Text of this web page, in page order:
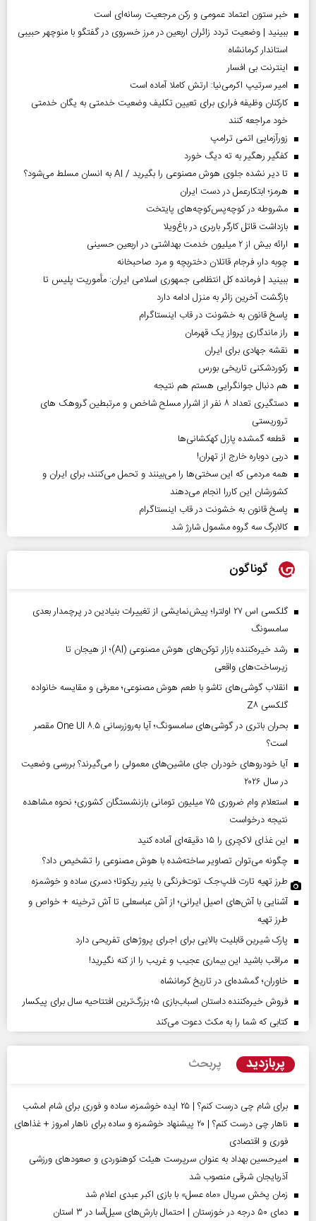
خبر ستون اعتماد عمومی و رکن مرجعیت رسانه‌ای است
ببینید | وضعیت تردد زائران اربعین در مرز خسروی در گفتگو با منوچهر حبیبی
استاندار کرمانشاه
اینترنت بی افسار
امیر سرتیپ اکرمی‌نیا: ارتش کاملا آماده است
کارکنان وظیفه فراری برای تعیین تکلیف وضعیت خدمتی به یگان خدمتی
خود مراجعه کنند
زورآزمایی اتمی ترامپ
کفگیر رهگیر به ته دیگ خورد
تا دیر نشده جلوی هوش مصنوعی را بگیرید / AI به انسان مسلط می‌شود؟
هرمز؛ ابتکارعمل در دست ایران
مشروطه در کوچه‌پس‌کوچه‌های پایتخت
بازداشت قاتل کارگر باربری در باغ‌ویلا
ارائه بیش از ۲ میلیون خدمت بهداشتی در اربعین حسینی
چوبه دار، فرجام قاتلان دختربچه و مرد صاحبخانه
ببینید | فرمانده کل انتظامی جمهوری اسلامی ایران­: مأموریت پلیس تا
بازگشت آخرین زائر به منزل ادامه دارد
پاسخ قانون به خشونت در قاب اینستاگرام
راز ماندگاری پرواز یک قهرمان
نقشه جهادی برای ایران
رکوردشکنی تاریخی بورس
هم دنبال جوانگرایی هستم هم نتیجه
دستگیری تعداد ۸ نفر از اشرار مسلح شاخص و مرتبطین گروهک های
تروریستی
قطعه گمشده پازل کهکشانی‌ها
دربی دوباره خارج از تهران!
همه مردمی که این سختی‌ها را می‌بینند و تحمل می‌کنند، برای ایران و
کشورشان این کاررا انجام می‌دهند
پاسخ قانون به خشونت در قاب اینستاگرام
کالابرگ سه گروه مشمول شارژ شد
گوناگون
گلکسی اس ۲۷ اولترا؛ پیش‌نمایشی از تغییرات بنیادین در پرچمدار بعدی
سامسونگ
رشد خیره‌کننده بازار توکن‌های هوش مصنوعی (AI)؛ از هیجان تا
زیرساخت‌های واقعی
انقلاب گوشی‌های تاشو‌ با طعم هوش مصنوعی؛ معرفی و مقایسه خانواده
گلکسی Z۸
بحران باتری در گوشی‌های سامسونگ؛ آیا به‌روزرسانی One UI ۸.۵ مقصر
است؟
آیا خودروهای خودران جای ماشین‌های معمولی را می‌گیرند؟ بررسی وضعیت
در سال ۲۰۲۶
استعلام وام ضروری ۷۵ میلیون تومانی بازنشستگان کشوری؛ نحوه مشاهده
نتیجه درخواست
این غذای لاکچری را ۱۵ دقیقه‌ای آماده کنید
چگونه می‌توان تصاویر ساخته‌شده با هوش مصنوعی را تشخیص داد؟
طرز تهیه تارت فلپ‌جک توت‌فرنگی با پنیر ریکوتا؛ دسری ساده و خوشمزه
آشنایی با آش‌های اصیل ایرانی؛ از آش عباسعلی تا آش ترخینه + خواص و
طرز تهیه
پارک شیرین قابلیت‌ بالایی برای اجرای پروژهای تفریحی دارد
مراقب باشید این بیماری عجیب و غریب را از کنه نگیرید!
خاوران؛ گمشده‌ای در تاریخ کرمانشاه
فروش خیره‌کننده داستان اسباب‌بازی ۵؛ بزرگ‌ترین افتتاحیه سال برای پیکسار
کتابی که شما را به مکث دعوت می‌کند
پربازدید پربحث
برای شام چی درست کنم؟ | ۲۵ ایده خوشمزه، ساده و فوری برای شام امشب
ناهار چی درست کنم؟ | ۲۰ پیشنهاد خوشمزه و ساده برای ناهار امروز + غذاهای
فوری و اقتصادی
امیرحسین بهداد به عنوان سرپرست هیئت کوهنوردی و صعودهای ورزشی
آذربایجان شرقی منصوب شد
زمان پخش سریال «ماه عسل» با بازی اکبر عبدی اعلام شد
دمای ۵۰ درجه در خوزستان | احتمال بارش‌های سیل‌آسا در ۳ استان